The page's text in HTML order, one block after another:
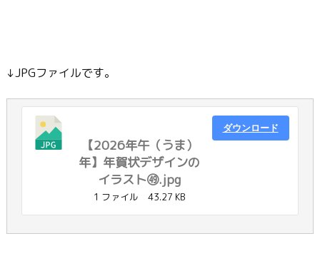
↓JPGファイルです。
【2026年午（うま）
年】年賀状デザインの
イラスト㊾.jpg
1 ファイル 43.27 KB
ダウンロード